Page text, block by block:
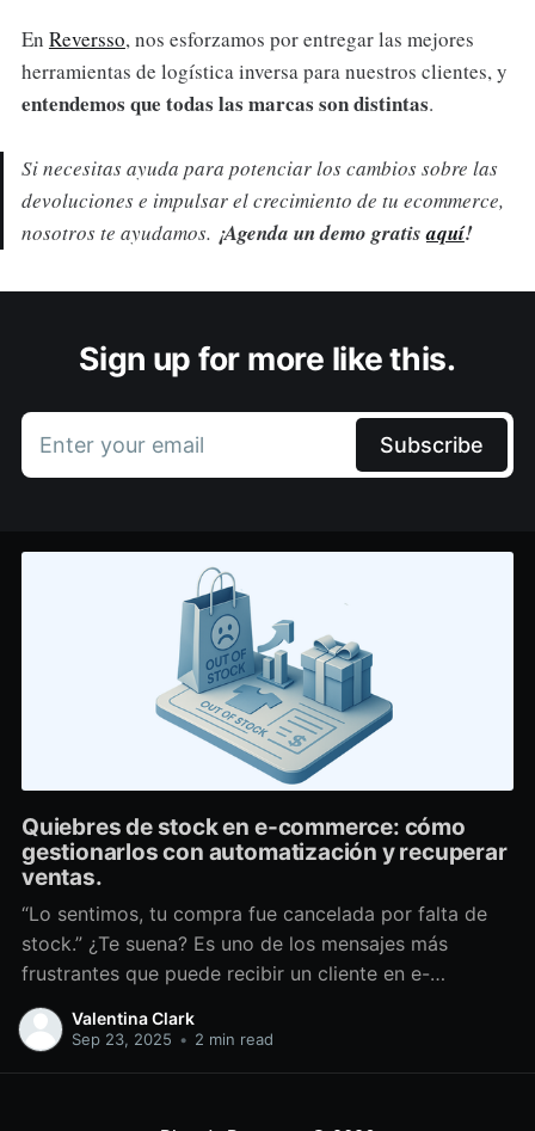
En Reversso, nos esforzamos por entregar las mejores
herramientas de logística inversa para nuestros clientes, y
entendemos que todas las marcas son distintas.
Si necesitas ayuda para potenciar los cambios sobre las
devoluciones e impulsar el crecimiento de tu ecommerce,
nosotros te ayudamos. ¡Agenda un demo gratisaquí!
Sign up for more like this.
Enter your email Subscribe
Quiebres de stock en e-commerce: cómo
gestionarlos con automatización y recuperar
ventas.
“Lo sentimos, tu compra fue cancelada por falta de
stock.” ¿Te suena? Es uno de los mensajes más
frustrantes que puede recibir un cliente en e-
commerce. Y para las marcas, no es solo un pedido
menos: significa pérdida de ventas, reputación
Valentina Clark
Sep 23, 2025 • 2 min read